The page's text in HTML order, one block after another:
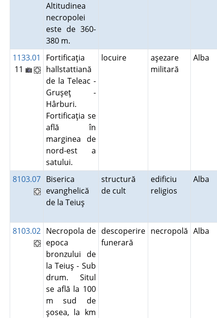
Altitudinea
necropolei
este de 360-
380 m.
1133.01
11
Fortificaţia
hallstattiană
de la Teleac -
Gruşeţ -
Hârburi.
Fortificaţia se
află în
marginea de
nord-est a
satului.
locuire
aşezare
militară
Alba
8103.07 Biserica
evanghelică
de la Teiuş
structură
de cult
edificiu
religios
Alba
8103.02 Necropola de
epoca
bronzului de
la Teiuş - Sub
drum. Situl
se află la 100
m sud de
şosea, la km
descoperire
funerară
necropolă Alba